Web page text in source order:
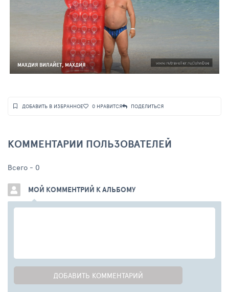
МАХДИЯ ВИЛАЙЕТ, МАХДИЯ
ДОБАВИТЬ В ИЗБРАННОЕ 0 НРАВИТСЯ ПОДЕЛИТЬСЯ
КОММЕНТАРИИ ПОЛЬЗОВАТЕЛЕЙ
Всего - 0
МОЙ КОММЕНТРИЙ К АЛЬБОМУ
ДОБАВИТЬ КОММЕНТАРИЙ